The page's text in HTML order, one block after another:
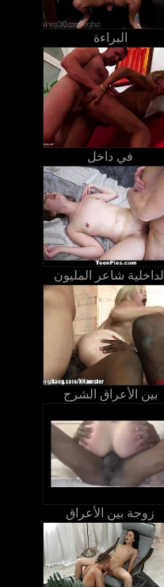
البراءة
في داخل
الداخلية شاعر المليون
بين الأعراق الشرج
زوجة بين الأعراق